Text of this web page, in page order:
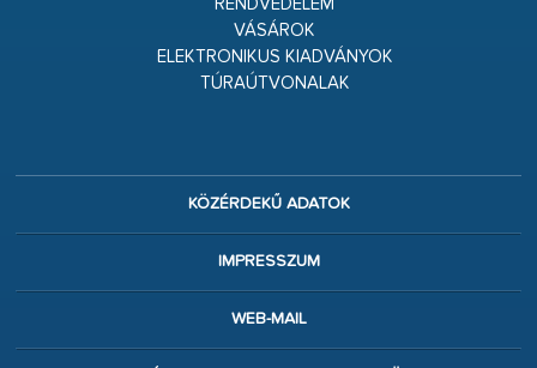
RENDVÉDELEM
VÁSÁROK
ELEKTRONIKUS KIADVÁNYOK
TÚRAÚTVONALAK
KÖZÉRDEKŰ ADATOK
IMPRESSZUM
WEB-MAIL